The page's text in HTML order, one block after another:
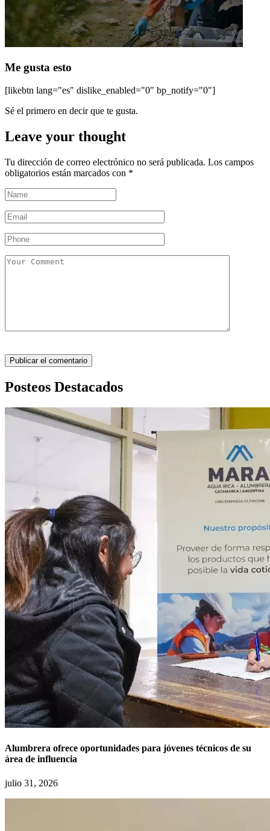
Me gusta esto
[likebtn lang="es" dislike_enabled="0" bp_notify="0"]
Sé el primero en decir que te gusta.
Leave your thought
Tu dirección de correo electrónico no será publicada. Los campos
obligatorios están marcados con *
Posteos Destacados
Alumbrera ofrece oportunidades para jóvenes técnicos de su
área de influencia
julio 31, 2026